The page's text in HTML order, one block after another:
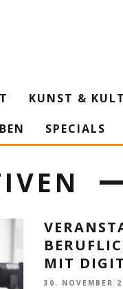
KUNST &
SPECIALS
MIT
30. NOVEMBER